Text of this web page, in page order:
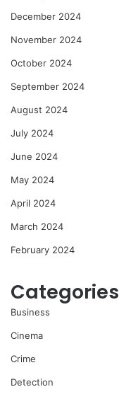
December 2024
November 2024
October 2024
September 2024
August 2024
July 2024
June 2024
May 2024
April 2024
March 2024
February 2024
Categories
Business
Cinema
Crime
Detection